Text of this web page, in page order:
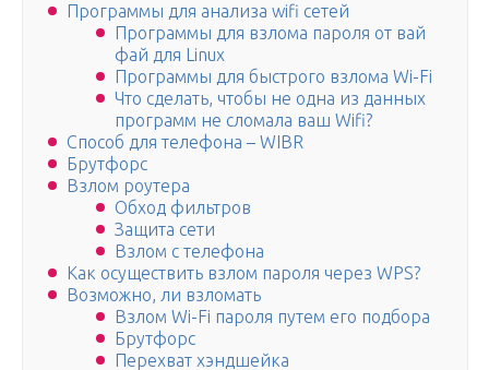
Программы для анализа wifi сетей
Программы для взлома пароля от вай
фай для Linux
Программы для быстрого взлома Wi-Fi
Что сделать, чтобы не одна из данных
программ не сломала ваш Wifi?
Способ для телефона – WIBR
Брутфорс
Взлом роутера
Обход фильтров
Защита сети
Взлом с телефона
Как осуществить взлом пароля через WPS?
Возможно, ли взломать
Взлом Wi-Fi пароля путем его подбора
Брутфорс
Перехват хэндшейка